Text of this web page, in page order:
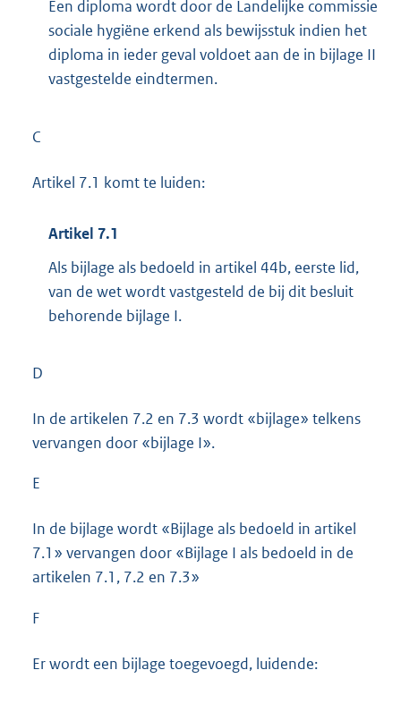
Een diploma wordt door de Landelijke commissie
sociale hygiëne erkend als bewijsstuk indien het
diploma in ieder geval voldoet aan de in bijlage II
vastgestelde eindtermen.
C
Artikel 7.1 komt te luiden:
Artikel 7.1
Als bijlage als bedoeld in artikel 44b, eerste lid,
van de wet wordt vastgesteld de bij dit besluit
behorende bijlage I.
D
In de artikelen 7.2 en 7.3 wordt «bijlage» telkens
vervangen door «bijlage I».
E
In de bijlage wordt «Bijlage als bedoeld in artikel
7.1» vervangen door «Bijlage I als bedoeld in de
artikelen 7.1, 7.2 en 7.3»
F
Er wordt een bijlage toegevoegd, luidende: